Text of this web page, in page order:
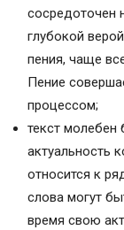
сосредоточен
глубокой
пения, чаще
Пение
процессом;
текст молебен
актуальность
относится к
слова могут
время свою